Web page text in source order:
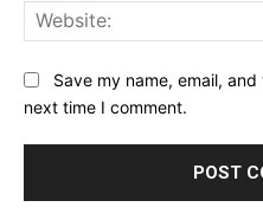
Save my name, email,
next time I comment.